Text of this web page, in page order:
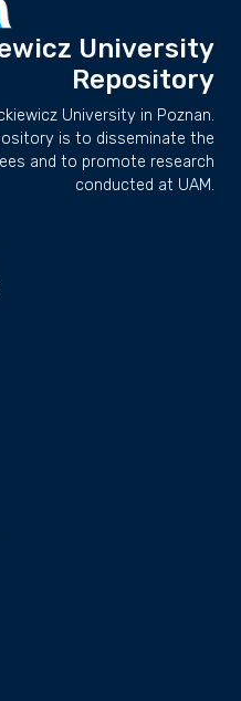
University
Repository
University in Poznan.
is to disseminate the
and to promote research
conducted at UAM.